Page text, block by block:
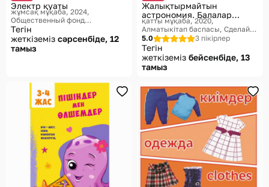
Электр қуаты
жұмсақ мұқаба, 2024
Общественный фонд
«Мазмұндама», Өнертабыстар
тарихы
Тегін
жеткіземіз сәрсенбіде, 12
тамыз
Жалықтырмайтын
астрономия. Балалар
энциклопедиясы
қатты мұқаба, 2020
Алматыкітап баспасы, Сделай
сам
5.0 3 пікірлер
Тегін
жеткіземіз бейсенбіде, 13
тамыз